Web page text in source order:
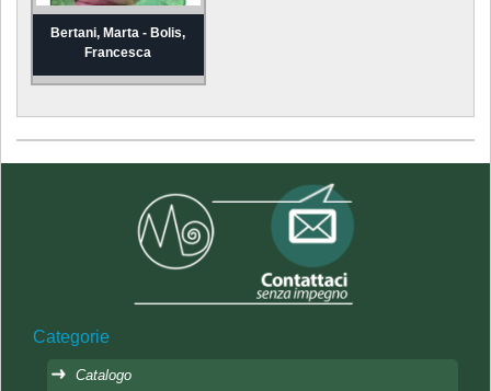
Bertani, Marta - Bolis,
Francesca
Categorie
Catalogo